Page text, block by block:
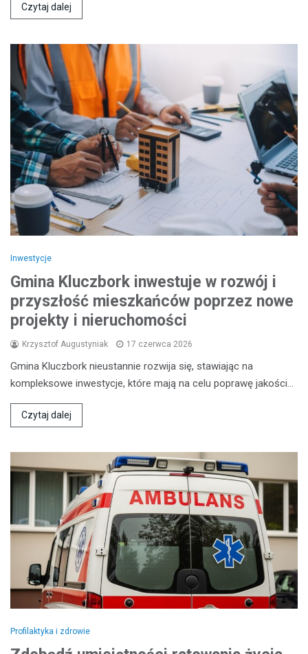
Czytaj dalej
Inwestycje
Gmina Kluczbork inwestuje w rozwój i
przyszłość mieszkańców poprzez nowe
projekty i nieruchomości
Krzysztof Augustyniak 17 czerwca 2026
Gmina Kluczbork nieustannie rozwija się, stawiając na
kompleksowe inwestycje, które mają na celu poprawę jakości…
Czytaj dalej
Profilaktyka i zdrowie